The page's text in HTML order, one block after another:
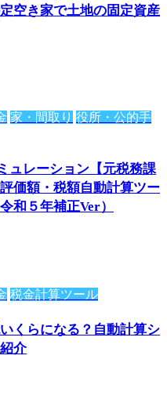
空き家で土地の固定資産
家・間取り 役所・公的手
ュレーション【元税務課
価額・税額自動計算ツー
和５年補正Ver）
税金計算ツール
くらになる？自動計算シ
介